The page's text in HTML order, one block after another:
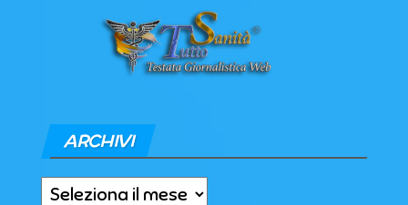
ARCHIVI
Archivi